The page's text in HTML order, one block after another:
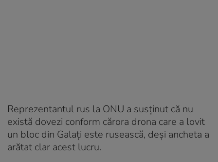
Reprezentantul rus la ONU a susținut că nu
există dovezi conform cărora drona care a lovit
un bloc din Galaţi este rusească, deși ancheta a
arătat clar acest lucru.